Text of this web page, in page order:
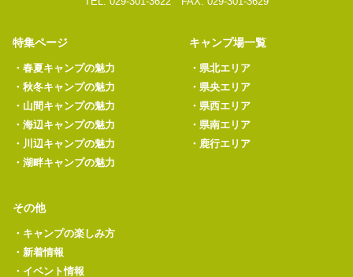
特集ページ
・ 春夏キャンプの魅力
・ 秋冬キャンプの魅力
・ 山間キャンプの魅力
・ 海辺キャンプの魅力
・ 川辺キャンプの魅力
・ 湖畔キャンプの魅力
キャンプ場一覧
・ 県北エリア
・ 県央エリア
・ 県西エリア
・ 県南エリア
・ 鹿行エリア
その他
・ キャンプの楽しみ方
・ 新着情報
・ イベント情報